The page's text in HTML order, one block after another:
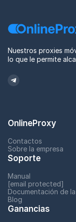
Nuestros proxies
lo que le permite
OnlineProxy
Contactos
Sobre la empresa
Soporte
Manual
[email protected]
Documentación de la
Blog
Ganancias